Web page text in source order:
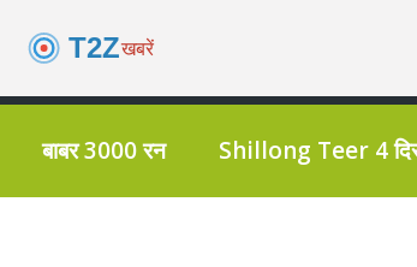
बाबर 3000 रन Shillong Teer 4